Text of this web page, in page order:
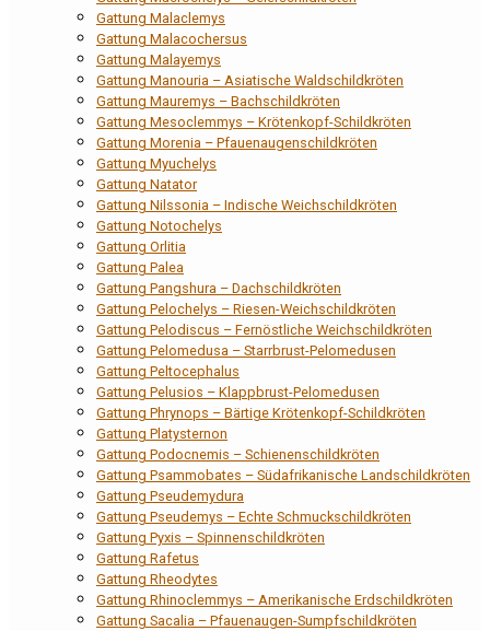
Gattung Malaclemys
Gattung Malacochersus
Gattung Malayemys
Gattung Manouria – Asiatische Waldschildkröten
Gattung Mauremys – Bachschildkröten
Gattung Mesoclemmys – Krötenkopf-Schildkröten
Gattung Morenia – Pfauenaugenschildkröten
Gattung Myuchelys
Gattung Natator
Gattung Nilssonia – Indische Weichschildkröten
Gattung Notochelys
Gattung Orlitia
Gattung Palea
Gattung Pangshura – Dachschildkröten
Gattung Pelochelys – Riesen-Weichschildkröten
Gattung Pelodiscus – Fernöstliche Weichschildkröten
Gattung Pelomedusa – Starrbrust-Pelomedusen
Gattung Peltocephalus
Gattung Pelusios – Klappbrust-Pelomedusen
Gattung Phrynops – Bärtige Krötenkopf-Schildkröten
Gattung Platysternon
Gattung Podocnemis – Schienenschildkröten
Gattung Psammobates – Südafrikanische Landschildkröten
Gattung Pseudemydura
Gattung Pseudemys – Echte Schmuckschildkröten
Gattung Pyxis – Spinnenschildkröten
Gattung Rafetus
Gattung Rheodytes
Gattung Rhinoclemmys – Amerikanische Erdschildkröten
Gattung Sacalia – Pfauenaugen-Sumpfschildkröten